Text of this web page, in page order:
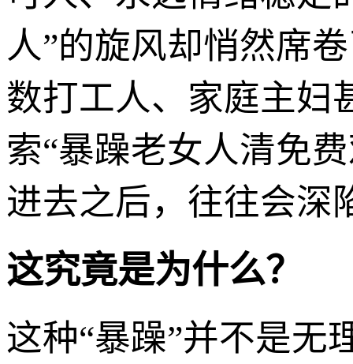
人”的旋风却悄然席
数打工人、家庭主妇
索“暴躁老女人清免
进去之后，往往会深
这究竟是为什么？
这种“暴躁”并不是无